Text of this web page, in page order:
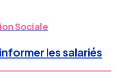
Sociale
les salariés